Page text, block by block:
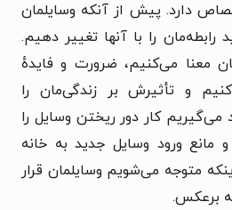
دارد. پیش از آنکه وسایلمان
رابطه‌مان را با آنها تغییر دهیم.
معنا می‌کنیم، ضرورت و فایدهٔ
و تأثیرش بر زندگی‌مان را
کار دور ریختن وسایل را
مانع ورود وسایل جدید به خانه
متوجه می‌شویم وسایلمان قرار
برعکس.